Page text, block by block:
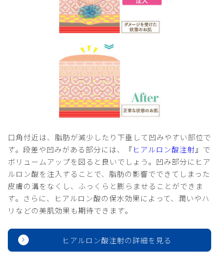
口角付近は、脂肪が減少したり下垂して凹みやすい部位で
す。段差や凹みがある部分には、『ヒアルロン酸注射』で
ボリュームアップを図ると良いでしょう。凹み部分にヒア
ルロン酸を注入することで、脂肪の影響でできてしまった
皮膚の溝をなくし、ふっくらと膨らませることができま
す。さらに、ヒアルロン酸の保水効果によって、潤いやハ
リなどの美肌効果も期待できます。
ヒアルロン酸注射の詳細を見る